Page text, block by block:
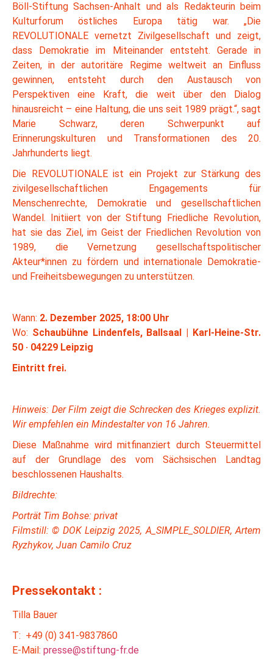
Böll-Stiftung Sachsen-Anhalt und als Redakteurin beim
Kulturforum östliches Europa tätig war. „Die
REVOLUTIONALE vernetzt Zivilgesellschaft und zeigt,
dass Demokratie im Miteinander entsteht. Gerade in
Zeiten, in der autoritäre Regime weltweit an Einfluss
gewinnen, entsteht durch den Austausch von
Perspektiven eine Kraft, die weit über den Dialog
hinausreicht – eine Haltung, die uns seit 1989 prägt.“, sagt
Marie Schwarz, deren Schwerpunkt auf
Erinnerungskulturen und Transformationen des 20.
Jahrhunderts liegt.
Die REVOLUTIONALE ist ein Projekt zur Stärkung des
zivilgesellschaftlichen Engagements für
Menschenrechte, Demokratie und gesellschaftlichen
Wandel. Initiiert von der Stiftung Friedliche Revolution,
hat sie das Ziel, im Geist der Friedlichen Revolution von
1989, die Vernetzung gesellschaftspolitischer
Akteur*innen zu fördern und internationale Demokratie-
und Freiheitsbewegungen zu unterstützen.
Wann: 2. Dezember 2025, 18:00 Uhr
Wo: Schaubühne Lindenfels, Ballsaal | Karl-Heine-Str.
50 · 04229 Leipzig
Eintritt frei.
Hinweis: Der Film zeigt die Schrecken des Krieges explizit.
Wir empfehlen ein Mindestalter von 16 Jahren.
Diese Maßnahme wird mitfinanziert durch Steuermittel
auf der Grundlage des vom Sächsischen Landtag
beschlossenen Haushalts.
Bildrechte:
Porträt Tim Bohse: privat
Filmstill: © DOK Leipzig 2025, A_SIMPLE_SOLDIER, Artem
Ryzhykov, Juan Camilo Cruz
Pressekontakt :
Tilla Bauer
T: +49 (0) 341-9837860
E-Mail: presse@stiftung-fr.de